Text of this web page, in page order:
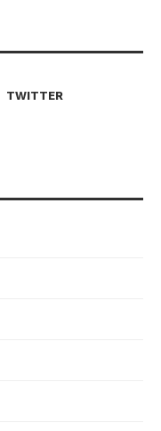
TWITTER